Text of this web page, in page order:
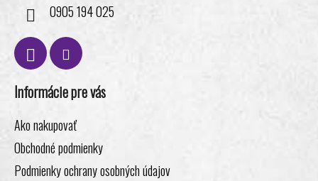
0905 194 025
Informácie pre vás
Ako nakupovať
Obchodné podmienky
Podmienky ochrany osobných údajov